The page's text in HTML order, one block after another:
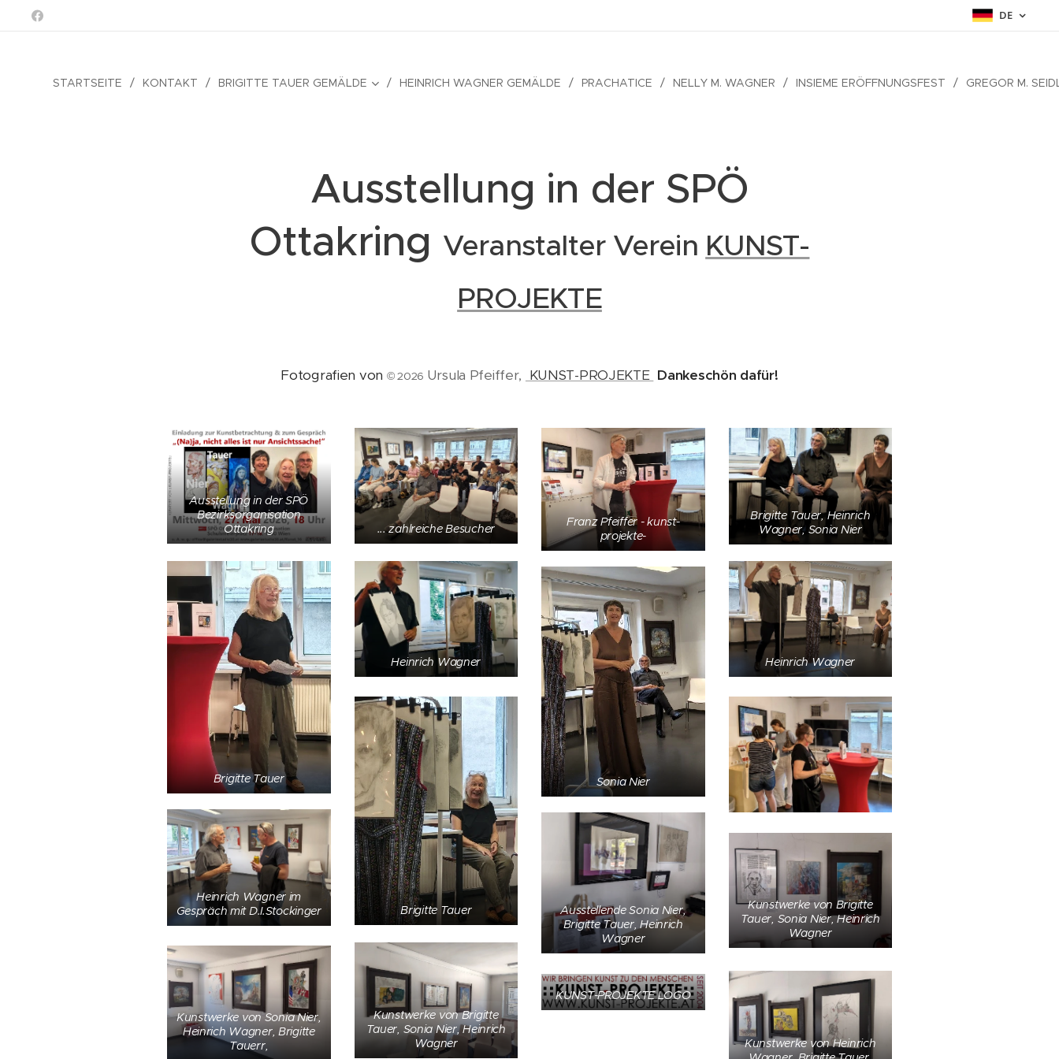
DE
STARTSEITE KONTAKT BRIGITTE TAUER GEMÄLDE HEINRICH WAGNER GEMÄLDE PRACHATICE NELLY M. WAGNER INSIEME ERÖFFNUNGSFEST GREGOR M.
Ausstellung in der SPÖ
Ottakring Veranstalter Verein KUNST-
PROJEKTE
Fotografien von ©2026 Ursula Pfeiffer, KUNST-PROJEKTE Dankeschön dafür!
Ausstellung in der SPÖ
Bezirksorganisation
Ottakring
... zahlreiche Besucher
Franz Pfeiffer - kunst-
projekte-
Brigitte Tauer, Heinrich
Wagner, Sonia Nier
Brigitte Tauer
Heinrich Wagner Heinrich Wagner
Sonia Nier
Brigitte Tauer
Heinrich Wagner im
Gespräch mit D.I.Stockinger
Ausstellende Sonia Nier,
Brigitte Tauer, Heinrich
Wagner
Kunstwerke von Brigitte
Tauer, Sonia Nier, Heinrich
Wagner
Kunstwerke von Brigitte
Tauer, Sonia Nier, Heinrich
Wagner
Kunstwerke von Sonia Nier,
Heinrich Wagner, Brigitte
Tauerr,
Kunstwerke von Heinrich
KUNST-PROJEKTE LOGO